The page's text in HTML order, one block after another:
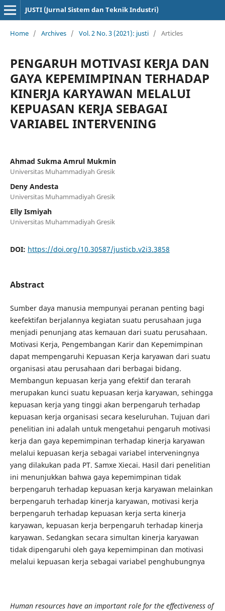
JUSTI (Jurnal Sistem dan Teknik Industri)
Home / Archives / Vol. 2 No. 3 (2021): justi / Articles
PENGARUH MOTIVASI KERJA DAN
GAYA KEPEMIMPINAN TERHADAP
KINERJA KARYAWAN MELALUI
KEPUASAN KERJA SEBAGAI
VARIABEL INTERVENING
Ahmad Sukma Amrul Mukmin
Universitas Muhammadiyah Gresik
Deny Andesta
Universitas Muhammadiyah Gresik
Elly Ismiyah
Universitas Muhammadiyah Gresik
DOI: https://doi.org/10.30587/justicb.v2i3.3858
Abstract
Sumber daya manusia mempunyai peranan penting bagi
keefektifan berjalannya kegiatan suatu perusahaan juga
menjadi penunjang atas kemauan dari suatu perusahaan.
Motivasi Kerja, Pengembangan Karir dan Kepemimpinan
dapat mempengaruhi Kepuasan Kerja karyawan dari suatu
organisasi atau perusahaan dari berbagai bidang.
Membangun kepuasan kerja yang efektif dan terarah
merupakan kunci suatu kepuasan kerja karyawan, sehingga
kepuasan kerja yang tinggi akan berpengaruh terhadap
kepuasan kerja organisasi secara keseluruhan. Tujuan dari
penelitian ini adalah untuk mengetahui pengaruh motivasi
kerja dan gaya kepemimpinan terhadap kinerja karyawan
melalui kepuasan kerja sebagai variabel interveningnya
yang dilakukan pada PT. Samxe Xiecai. Hasil dari penelitian
ini menunjukkan bahwa gaya kepemimpinan tidak
berpengaruh terhadap kepuasan kerja karyawan melainkan
berpengaruh terhadap kinerja karyawan, motivasi kerja
berpengaruh terhadap kepuasan kerja serta kinerja
karyawan, kepuasan kerja berpengaruh terhadap kinerja
karyawan. Sedangkan secara simultan kinerja karyawan
tidak dipengaruhi oleh gaya kepemimpinan dan motivasi
melalui kepuasan kerja sebagai variabel penghubungnya
Human resources have an important role for the effectiveness of